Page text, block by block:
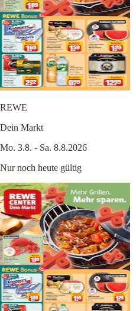
REWE
Dein Markt
Mo. 3.8. - Sa. 8.8.2026
Nur noch heute gültig